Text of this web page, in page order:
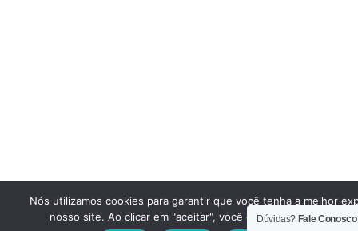
Dúvidas? Fale Conosco
Nós utilizamos cookies para garantir que você tenha a melhor
nosso site. Ao clicar em "aceitar", você concorda em utilizar